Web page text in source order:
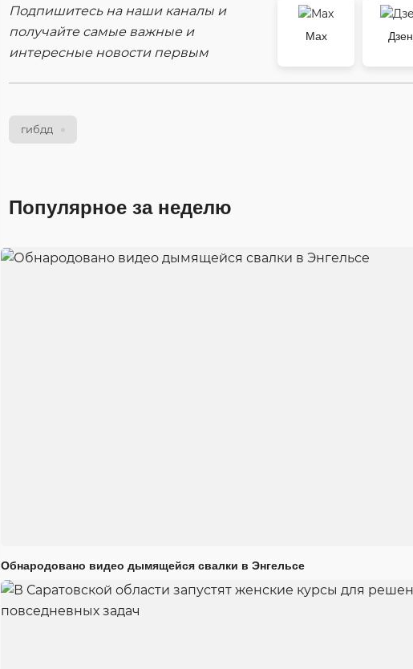
Подпишитесь на наши каналы и
получайте самые важные и
интересные новости первым
Max
Дзен
гибдд
Популярное за неделю
Обнародовано видео дымящейся свалки в Энгельсе